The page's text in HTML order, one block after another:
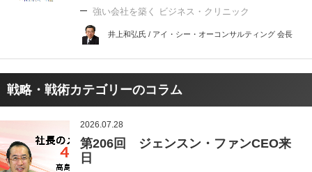
強い会社を築く ビジネス・クリニック
井上和弘氏 / アイ・シー・オーコンサルティング 会長
戦略・戦術カテゴリーのコラム
2026.07.28
第206回 ジェンスン・ファンCEO来
日